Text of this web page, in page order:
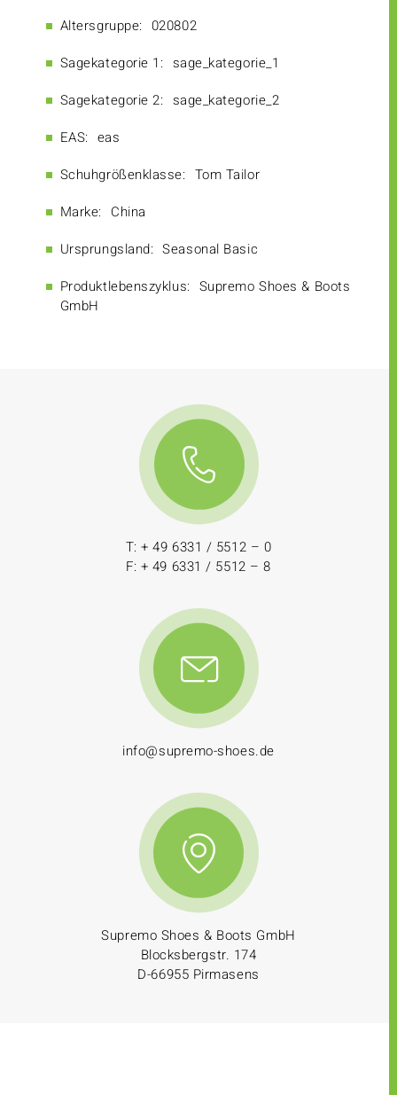
Altersgruppe: 020802
Sagekategorie 1: sage_kategorie_1
Sagekategorie 2: sage_kategorie_2
EAS: eas
Schuhgrößenklasse: Tom Tailor
Marke: China
Ursprungsland: Seasonal Basic
Produktlebenszyklus: Supremo Shoes & Boots
GmbH
T: + 49 6331 / 5512 – 0
F: + 49 6331 / 5512 – 8
info@supremo-shoes.de
Supremo Shoes & Boots GmbH
Blocksbergstr. 174
D-66955 Pirmasens